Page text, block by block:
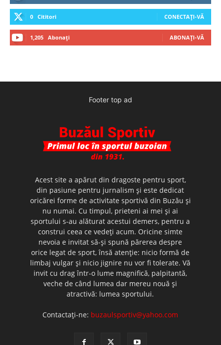
0 Cititori CONECTAȚI-VĂ
1,205 Abonați ABONAȚI-VĂ
Footer top ad
Acest site a apărut din dragoste pentru sport,
din pasiune pentru jurnalism şi este dedicat
oricărei forme de activitate sportivă din Buzău şi
nu numai. Cu timpul, prieteni ai mei şi ai
sportului s-au alăturat acestui demers, pentru a
construi ceea ce vedeţi acum. Oricine simte
nevoia e invitat să-şi spună părerea despre
orice legat de sport, însă atenţie: nicio formă de
limbaj vulgar şi nicio jignire nu vor fi tolerate. Vă
invit cu drag într-o lume magnifică, palpitantă,
veche de când lumea dar mereu nouă şi
atractivă: lumea sportului.
Contactați-ne: buzaulsportiv@yahoo.com